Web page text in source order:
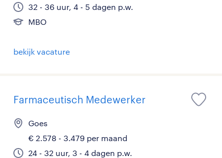
32 - 36 uur, 4 - 5 dagen p.w.
MBO
bekijk vacature
Farmaceutisch Medewerker
Goes
€ 2.578 - 3.479 per maand
24 - 32 uur, 3 - 4 dagen p.w.